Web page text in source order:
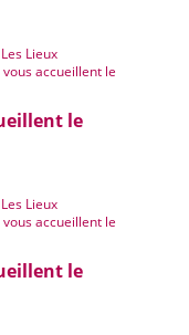
le
Les Lieux
accueillent le
le
Les Lieux
accueillent le